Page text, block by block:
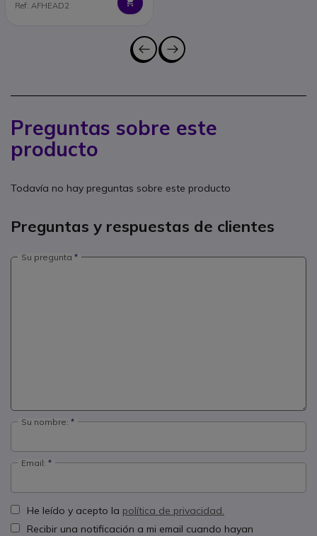
Ref: AFHEAD2
Preguntas sobre este
producto
Todavía no hay preguntas sobre este producto
Preguntas y respuestas de clientes
Su pregunta
Su nombre:
Email:
He leído y acepto la política de privacidad.
Recibir una notificación a mi email cuando hayan